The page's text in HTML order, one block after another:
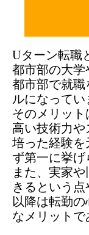
Uターン転職
都市部の大
都市部で就
ルになってい
そのメリッ
高い技術力
培った経験
ず第一に挙げ
また、実家
きるという
以降は転勤
なメリットで